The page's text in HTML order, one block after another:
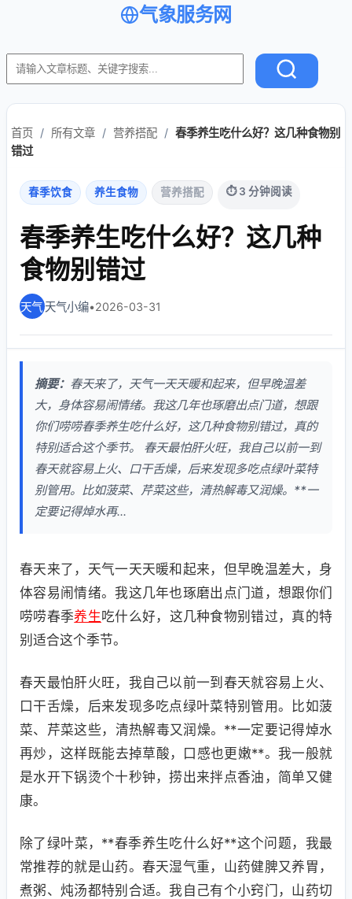
气象服务网
首页 / 所有文章 / 营养搭配 / 春季养生吃什么好？这几种食物别
错过
春季饮食 养生食物 营养搭配 ⏱ 3 分钟阅读
春季养生吃什么好？这几种
食物别错过
天气小编•2026-03-31
摘要： 春天来了，天气一天天暖和起来，但早晚温差
大，身体容易闹情绪。我这几年也琢磨出点门道，想跟
你们唠唠春季养生吃什么好，这几种食物别错过，真的
特别适合这个季节。 春天最怕肝火旺，我自己以前一到
春天就容易上火、口干舌燥，后来发现多吃点绿叶菜特
别管用。比如菠菜、芹菜这些，清热解毒又润燥。**一
定要记得焯水再...
春天来了，天气一天天暖和起来，但早晚温差大，身
体容易闹情绪。我这几年也琢磨出点门道，想跟你们
唠唠春季养生吃什么好，这几种食物别错过，真的特
别适合这个季节。
春天最怕肝火旺，我自己以前一到春天就容易上火、
口干舌燥，后来发现多吃点绿叶菜特别管用。比如菠
菜、芹菜这些，清热解毒又润燥。**一定要记得焯水
再炒，这样既能去掉草酸，口感也更嫩**。我一般就
是水开下锅烫个十秒钟，捞出来拌点香油，简单又健
康。
除了绿叶菜，**春季养生吃什么好**这个问题，我最
常推荐的就是山药。春天湿气重，山药健脾又养胃，
煮粥、炖汤都特别合适。我自己有个小窍门，山药切